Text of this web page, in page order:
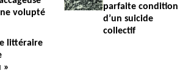
volupté
parfaite condition
d’un suicide
collectif
littéraire
»